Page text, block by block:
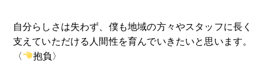
自分らしさは失わず、僕も地域の方々やスタッフに長く
支えていただける人間性を育んでいきたいと思います。
〈
抱負〉